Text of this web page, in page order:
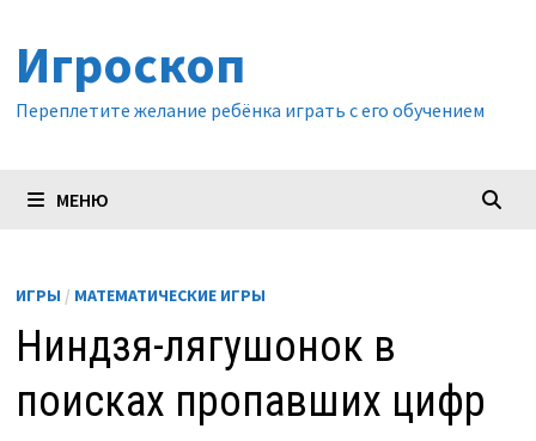
содержимому
Игроскоп
Переплетите желание ребёнка играть с его обучением
МЕНЮ
ИГРЫ / МАТЕМАТИЧЕСКИЕ ИГРЫ
Ниндзя-лягушонок в
поисках пропавших цифр